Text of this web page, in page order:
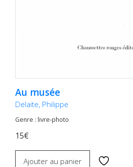
Au musée
Delaite, Philippe
Genre : livre-photo
15€
Ajouter au panier